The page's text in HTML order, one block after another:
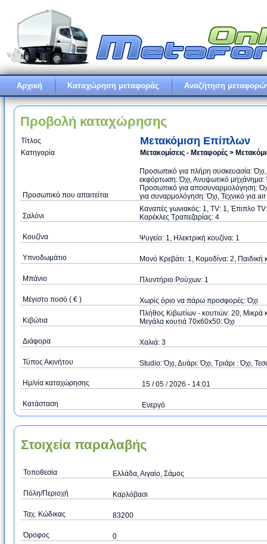
Αρχική Καταχώρηση μεταφοράς Αναζήτηση
Προβολή καταχώρησης
Τίτλος Μετακόμιση Επίπλων
Κατηγορία Μετακομίσεις - Μεταφορές >
Προσωπικό που απαιτείται
Προσωπικό για πλήρη συσκευασία:
εκφόρτωση: Όχι, Ανυψωτικό μηχάνημα:
Προσωπικό για αποσυναρμολόγηση:
για συναρμολόγηση: Όχι, Τεχνικό για
Σαλόνι
Καναπές γωνιακός: 1, TV: 1, Έπιπλο
Καρέκλες Τραπεζαρίας: 4
Κουζίνα Ψυγείο: 1, Ηλεκτρική κουζίνα: 1
Υπνοδωμάτιο Μονό Κρεβάτι: 1, Κομοδίνα: 2, Παιδική
Μπάνιο Πλυντήριο Ρούχων: 1
Μέγιστο ποσό ( € ) Xωρίς όριο να πάρω προσφορές: Όχι
Κιβώτια
Πλήθος Κιβωτίων - κουτιών: 20, Μικρά
Μεγάλα κουτιά 70x60x50: Όχι
Διάφορα Χαλιά: 3
Τύπος Ακινήτου Studio: Όχι, Δυάρι: Όχι, Τριάρι : Όχι,
Ημ/νία καταχώρησης 15 / 05 / 2026 - 14:01
Κατάσταση Ενεργό
Στοιχεία παραλαβής
Τοποθεσία Ελλάδα, Αιγαίο, Σάμος
Πόλη/Περιοχή Καρλόβασι
Ταχ. Κώδικας 83200
Όροφος 0